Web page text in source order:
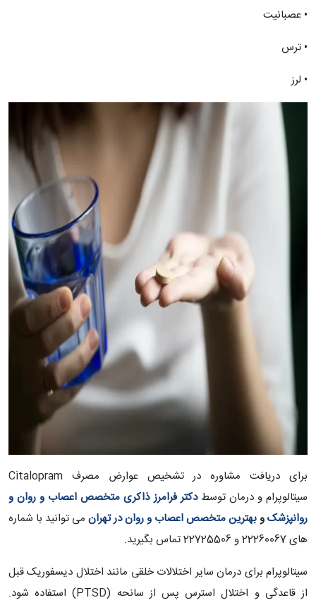
• عصبانیت
• ترس
• لرز
برای دریافت مشاوره در تشخیص عوارض مصرف Citalopram
سیتالوپرام و درمان توسطدکتر فرامرز ذاکری متخصص اعصاب و روان و
روانپزشکوبهترین متخصص اعصاب و روان در تهران می توانید با شماره
های 22260067 و 22725506 تماس بگیرید.
سیتالوپرام برای درمان سایر اختلالات خلقی مانند اختلال دیسفوریک قبل
از قاعدگی و اختلال استرس پس از سانحه (PTSD) استفاده شود.